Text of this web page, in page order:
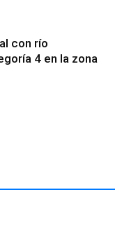
con río
4 en la zona